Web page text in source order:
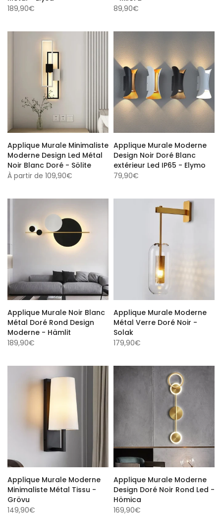
189,90€
89,90€
Applique Murale Minimaliste
Moderne Design Led Métal
Noir Blanc Doré - Sölite
À partir de 109,90€
Applique Murale Moderne
Design Noir Doré Blanc
extérieur Led IP65 - Elymo
79,90€
Applique Murale Noir Blanc
Métal Doré Rond Design
Moderne - Hämlit
189,90€
Applique Murale Moderne
Métal Verre Doré Noir -
Solak
179,90€
Applique Murale Moderne
Minimaliste Métal Tissu -
Grövu
149,90€
Applique Murale Moderne
Design Doré Noir Rond Led -
Hömica
169,90€